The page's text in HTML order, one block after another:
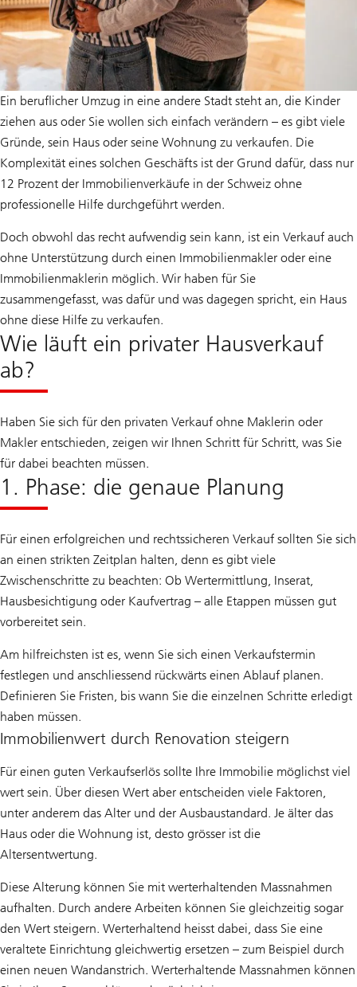
Ein beruflicher Umzug in eine andere Stadt steht an, die Kinder
ziehen aus oder Sie wollen sich einfach verändern – es gibt viele
Gründe, sein Haus oder seine Wohnung zu verkaufen. Die
Komplexität eines solchen Geschäfts ist der Grund dafür, dass nur
12 Prozent der Immobilienverkäufe in der Schweiz ohne
professionelle Hilfe durchgeführt werden.
Doch obwohl das recht aufwendig sein kann, ist ein Verkauf auch
ohne Unterstützung durch einen Immobilienmakler oder eine
Immobilienmaklerin möglich. Wir haben für Sie
zusammengefasst, was dafür und was dagegen spricht, ein Haus
ohne diese Hilfe zu verkaufen.
Wie läuft ein privater Hausverkauf
ab?
Haben Sie sich für den privaten Verkauf ohne Maklerin oder
Makler entschieden, zeigen wir Ihnen Schritt für Schritt, was Sie
für dabei beachten müssen.
1. Phase: die genaue Planung
Für einen erfolgreichen und rechtssicheren Verkauf sollten Sie sich
an einen strikten Zeitplan halten, denn es gibt viele
Zwischenschritte zu beachten: Ob Wertermittlung, Inserat,
Hausbesichtigung oder Kaufvertrag – alle Etappen müssen gut
vorbereitet sein.
Am hilfreichsten ist es, wenn Sie sich einen Verkaufstermin
festlegen und anschliessend rückwärts einen Ablauf planen.
Definieren Sie Fristen, bis wann Sie die einzelnen Schritte erledigt
haben müssen.
Immobilienwert durch Renovation steigern
Für einen guten Verkaufserlös sollte Ihre Immobilie möglichst viel
wert sein. Über diesen Wert aber entscheiden viele Faktoren,
unter anderem das Alter und der Ausbaustandard. Je älter das
Haus oder die Wohnung ist, desto grösser ist die
Altersentwertung.
Diese Alterung können Sie mit werterhaltenden Massnahmen
aufhalten. Durch andere Arbeiten können Sie gleichzeitig sogar
den Wert steigern. Werterhaltend heisst dabei, dass Sie eine
veraltete Einrichtung gleichwertig ersetzen – zum Beispiel durch
einen neuen Wandanstrich. Werterhaltende Massnahmen können